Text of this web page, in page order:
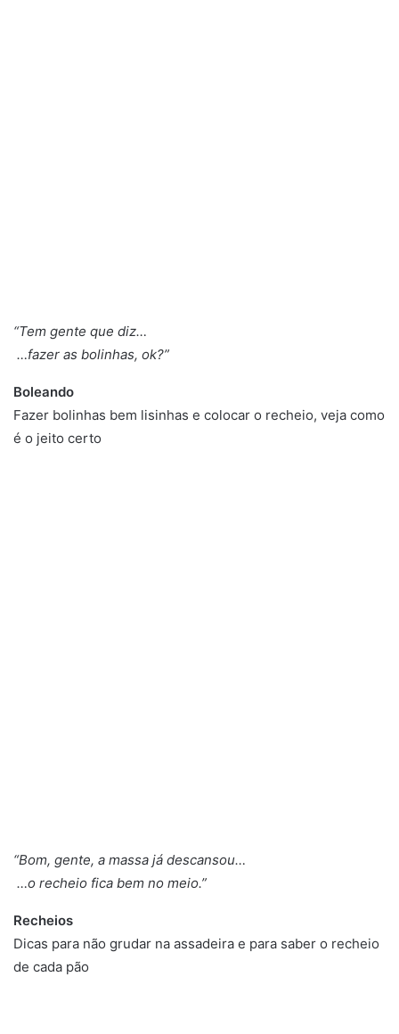
“Tem gente que diz…
…fazer as bolinhas, ok?”
Boleando
Fazer bolinhas bem lisinhas e colocar o recheio, veja como
é o jeito certo
“Bom, gente, a massa já descansou…
…o recheio fica bem no meio.”
Recheios
Dicas para não grudar na assadeira e para saber o recheio
de cada pão